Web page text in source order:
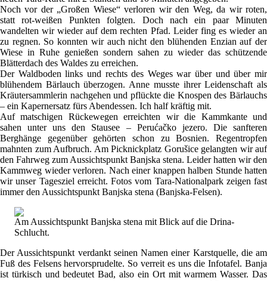
Noch vor der „Großen Wiese“ verloren wir den Weg, da wir roten,
statt rot-weißen Punkten folgten. Doch nach ein paar Minuten
wandelten wir wieder auf dem rechten Pfad. Leider fing es wieder an
zu regnen. So konnten wir auch nicht den blühenden Enzian auf der
Wiese in Ruhe genießen sondern sahen zu wieder das schützende
Blätterdach des Waldes zu erreichen.
Der Waldboden links und rechts des Weges war über und über mir
blühendem Bärlauch überzogen. Anne musste ihrer Leidenschaft als
Kräutersammlerin nachgehen und pflückte die Knospen des Bärlauchs
– ein Kapernersatz fürs Abendessen. Ich half kräftig mit.
Auf matschigen Rückewegen erreichten wir die Kammkante und
sahen unter uns den Stausee – Perućačko jezero. Die sanfteren
Berghänge gegenüber gehörten schon zu Bosnien. Regentropfen
mahnten zum Aufbruch. Am Picknickplatz Gorušice gelangten wir auf
den Fahrweg zum Aussichtspunkt Banjska stena. Leider hatten wir den
Kammweg wieder verloren. Nach einer knappen halben Stunde hatten
wir unser Tagesziel erreicht. Fotos vom Tara-Nationalpark zeigen fast
immer den Aussichtspunkt Banjska stena (Banjska-Felsen).
Am Aussichtspunkt Banjska stena mit Blick auf die Drina-
Schlucht.
Der Aussichtspunkt verdankt seinen Namen einer Karstquelle, die am
Fuß des Felsens hervorsprudelte. So verreit es uns die Infotafel. Banja
ist türkisch und bedeutet Bad, also ein Ort mit warmem Wasser. Das